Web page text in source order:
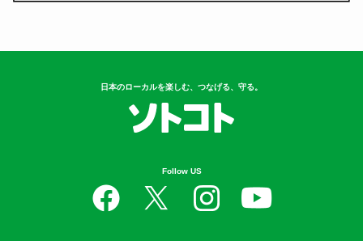
日本のローカルを楽しむ、つなげる、守る。
Follow US